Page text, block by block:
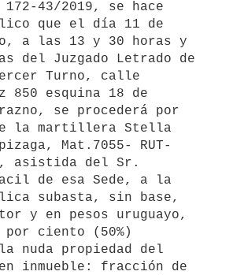
172-43/2019, se hace
que el día 11 de
a las 13 y 30 horas y
del Juzgado Letrado de
Turno, calle
850 esquina 18 de
se procederá por
la martillera Stella
Mat.7055- RUT-
asistida del Sr.
de esa Sede, a la
subasta, sin base,
y en pesos uruguayo,
ciento (50%)
nuda propiedad del
inmueble: fracción de